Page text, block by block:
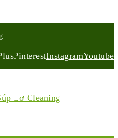
PinterestInstagramYoutube